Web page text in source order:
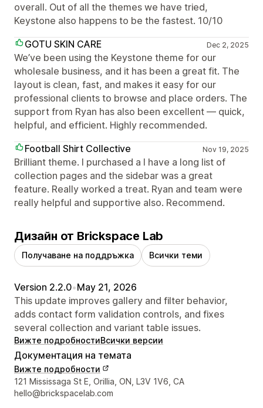
overall. Out of all the themes we have tried,
Keystone also happens to be the fastest. 10/10
GOTU SKIN CARE
Dec 2, 2025
We’ve been using the Keystone theme for our
wholesale business, and it has been a great fit. The
layout is clean, fast, and makes it easy for our
professional clients to browse and place orders. The
support from Ryan has also been excellent — quick,
helpful, and efficient. Highly recommended.
Football Shirt Collective
Nov 19, 2025
Brilliant theme. I purchased a I have a long list of
collection pages and the sidebar was a great
feature. Really worked a treat. Ryan and team were
really helpful and supportive also. Recommend.
Дизайн от Brickspace Lab
Получаване на поддръжка Всички теми
Version 2.2.0•May 21, 2026
This update improves gallery and filter behavior,
adds contact form validation controls, and fixes
several collection and variant table issues.
Вижте подробностиВсички версии
Документация на темата
Вижте подробности
Данни за връзка с дизайнера
121 Mississaga St E, Orillia, ON, L3V 1V6, CA
hello@brickspacelab.com